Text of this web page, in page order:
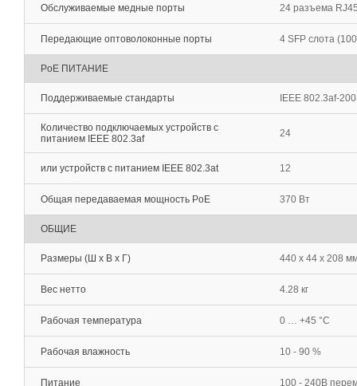
Обслуживаемые медные порты 24 разъема
Передающие оптоволоконные порты 4 SFP слота
PoE ПИТАНИЕ
Поддерживаемые стандарты IEEE 802.3af-
Количество подключаемых устройств с
питанием IEEE 802.3af
24
или устройств с питанием IEEE 802.3at 12
Общая передаваемая мощность PoE 370 Вт
ОБЩИЕ
Размеры (Ш x В x Г) 440 x 44 x 208
Вес нетто 4.28 кг
Рабочая температура 0 … +45 °C
Рабочая влажность 10 - 90 %
Питание 100 - 240В